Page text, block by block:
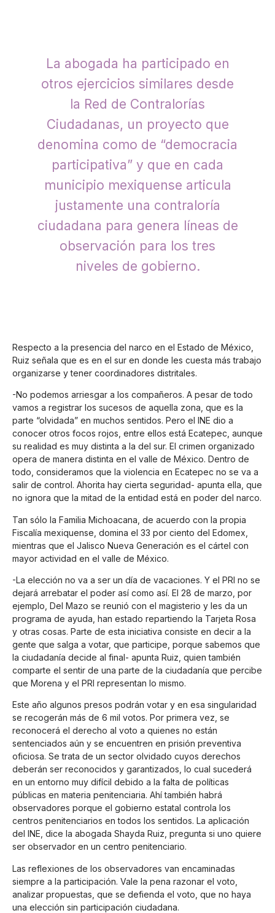
La abogada ha participado en
otros ejercicios similares desde
la Red de Contralorías
Ciudadanas, un proyecto que
denomina como de “democracia
participativa” y que en cada
municipio mexiquense articula
justamente una contraloría
ciudadana para genera líneas de
observación para los tres
niveles de gobierno.
Respecto a la presencia del narco en el Estado de México,
Ruiz señala que es en el sur en donde les cuesta más trabajo
organizarse y tener coordinadores distritales.
-No podemos arriesgar a los compañeros. A pesar de todo
vamos a registrar los sucesos de aquella zona, que es la
parte “olvidada” en muchos sentidos. Pero el INE dio a
conocer otros focos rojos, entre ellos está Ecatepec, aunque
su realidad es muy distinta a la del sur. El crimen organizado
opera de manera distinta en el valle de México. Dentro de
todo, consideramos que la violencia en Ecatepec no se va a
salir de control. Ahorita hay cierta seguridad- apunta ella, que
no ignora que la mitad de la entidad está en poder del narco.
Tan sólo la Familia Michoacana, de acuerdo con la propia
Fiscalía mexiquense, domina el 33 por ciento del Edomex,
mientras que el Jalisco Nueva Generación es el cártel con
mayor actividad en el valle de México.
-La elección no va a ser un día de vacaciones. Y el PRI no se
dejará arrebatar el poder así como así. El 28 de marzo, por
ejemplo, Del Mazo se reunió con el magisterio y les da un
programa de ayuda, han estado repartiendo la Tarjeta Rosa
y otras cosas. Parte de esta iniciativa consiste en decir a la
gente que salga a votar, que participe, porque sabemos que
la ciudadanía decide al final- apunta Ruiz, quien también
comparte el sentir de una parte de la ciudadanía que percibe
que Morena y el PRI representan lo mismo.
Este año algunos presos podrán votar y en esa singularidad
se recogerán más de 6 mil votos. Por primera vez, se
reconocerá el derecho al voto a quienes no están
sentenciados aún y se encuentren en prisión preventiva
oficiosa. Se trata de un sector olvidado cuyos derechos
deberán ser reconocidos y garantizados, lo cual sucederá
en un entorno muy difícil debido a la falta de políticas
públicas en materia penitenciaria. Ahí también habrá
observadores porque el gobierno estatal controla los
centros penitenciarios en todos los sentidos. La aplicación
del INE, dice la abogada Shayda Ruiz, pregunta si uno quiere
ser observador en un centro penitenciario.
Las reflexiones de los observadores van encaminadas
siempre a la participación. Vale la pena razonar el voto,
analizar propuestas, que se defienda el voto, que no haya
una elección sin participación ciudadana.